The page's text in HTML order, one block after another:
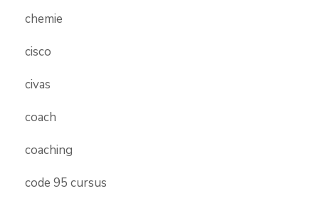
chemie
cisco
civas
coach
coaching
code 95 cursus